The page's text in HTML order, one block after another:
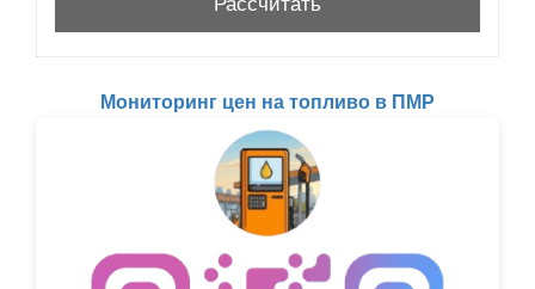
Мониторинг цен на топливо в ПМР